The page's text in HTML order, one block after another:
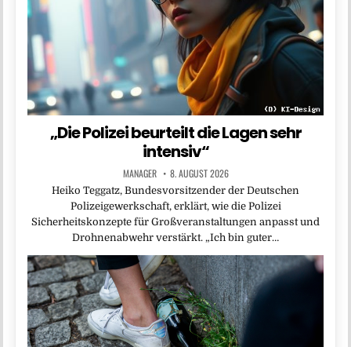
„Die Polizei beurteilt die Lagen sehr
intensiv“
MANAGER 8. AUGUST 2026
Heiko Teggatz, Bundesvorsitzender der Deutschen
Polizeigewerkschaft, erklärt, wie die Polizei
Sicherheitskonzepte für Großveranstaltungen anpasst und
Drohnenabwehr verstärkt. „Ich bin guter…